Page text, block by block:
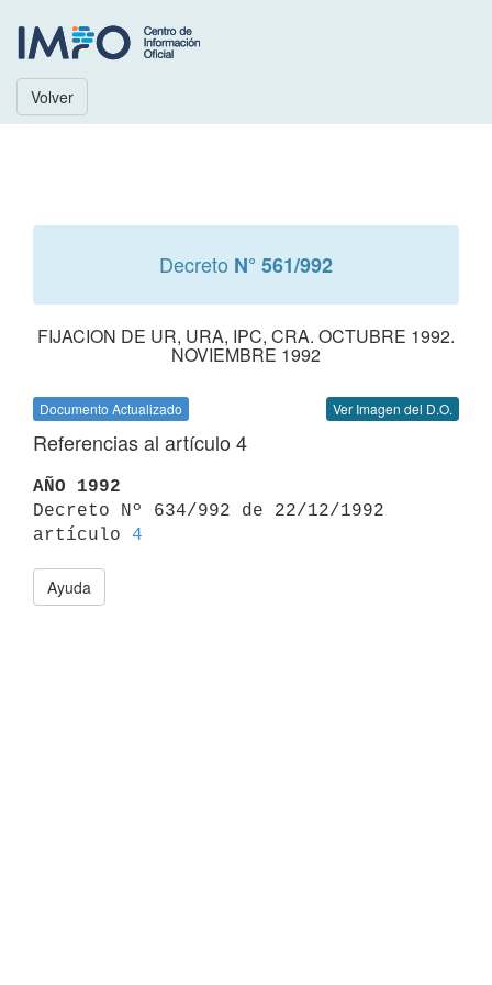
Volver
Decreto N° 561/992
FIJACION DE UR, URA, IPC, CRA. OCTUBRE 1992.
NOVIEMBRE 1992
Documento Actualizado Ver Imagen del D.O.
Referencias al artículo 4
AÑO 1992
Decreto Nº 634/992 de 22/12/1992
artículo 4
Ayuda